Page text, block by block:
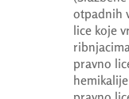
otpadnih
lice koje
pravno